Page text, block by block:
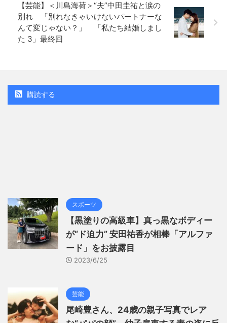
【芸能】＜川島海荷＞“夫”中田圭祐と涙の
別れ 「別れなきゃいけないパートナーな
んて変じゃない？」 「私たち結婚しまし
た 3」最終回
購読する
スポーツ
【黒塗りの高級車】真っ黒なボディー
が“ド迫力” 安田祐香が相棒「アルファ
ード」をお披露目
2023/6/25
芸能
尾崎豊さん、24歳の親子写真でレア